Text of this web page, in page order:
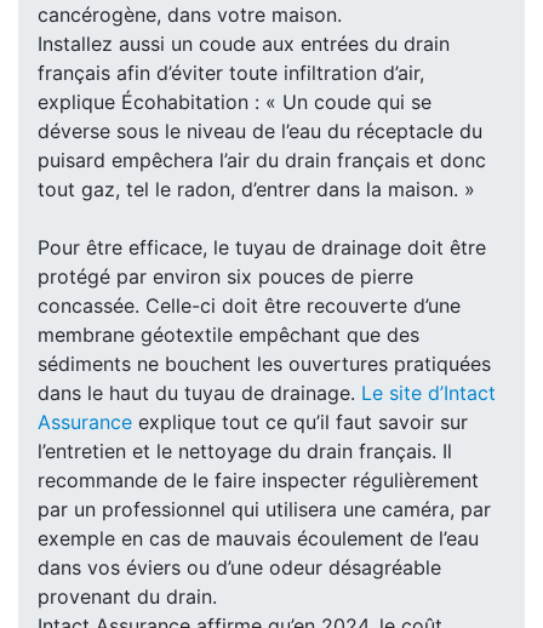
cancérogène, dans votre maison.
Installez aussi un coude aux entrées du drain
français afin d’éviter toute infiltration d’air,
explique Écohabitation : « Un coude qui se
déverse sous le niveau de l’eau du réceptacle du
puisard empêchera l’air du drain français et donc
tout gaz, tel le radon, d’entrer dans la maison. »
Pour être efficace, le tuyau de drainage doit être
protégé par environ six pouces de pierre
concassée. Celle-ci doit être recouverte d’une
membrane géotextile empêchant que des
sédiments ne bouchent les ouvertures pratiquées
dans le haut du tuyau de drainage. Le site d’Intact
Assurance explique tout ce qu’il faut savoir sur
l’entretien et le nettoyage du drain français. Il
recommande de le faire inspecter régulièrement
par un professionnel qui utilisera une caméra, par
exemple en cas de mauvais écoulement de l’eau
dans vos éviers ou d’une odeur désagréable
provenant du drain.